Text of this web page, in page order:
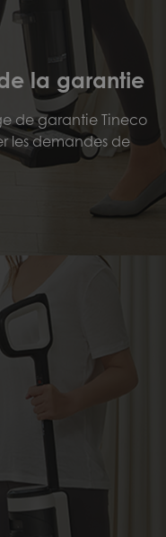
la garantie
de garantie Tineco
les demandes de